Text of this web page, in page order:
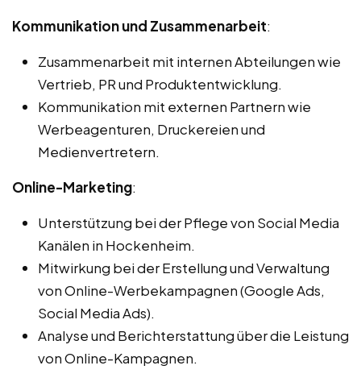
Kommunikation und Zusammenarbeit:
Zusammenarbeit mit internen Abteilungen wie
Vertrieb, PR und Produktentwicklung.
Kommunikation mit externen Partnern wie
Werbeagenturen, Druckereien und
Medienvertretern.
Online-Marketing:
Unterstützung bei der Pflege von Social Media
Kanälen in Hockenheim.
Mitwirkung bei der Erstellung und Verwaltung
von Online-Werbekampagnen (Google Ads,
Social Media Ads).
Analyse und Berichterstattung über die Leistung
von Online-Kampagnen.